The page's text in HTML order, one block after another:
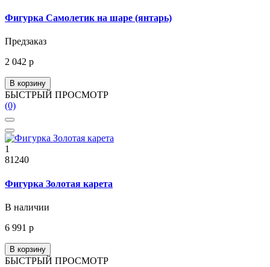
Фигурка Самолетик на шаре (янтарь)
Предзаказ
2 042 р
В корзину
БЫСТРЫЙ ПРОСМОТР
(0)
1
81240
Фигурка Золотая карета
В наличии
6 991 р
В корзину
БЫСТРЫЙ ПРОСМОТР